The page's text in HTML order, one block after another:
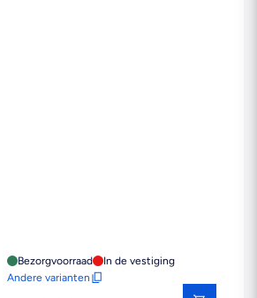
Bezorgvoorraad
In de vestiging
Andere varianten